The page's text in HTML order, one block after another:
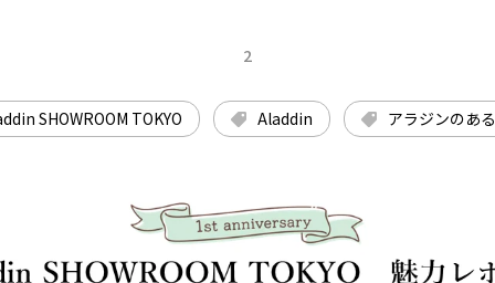
2
SHOWROOM TOKYO Aladdin アラジンのあ